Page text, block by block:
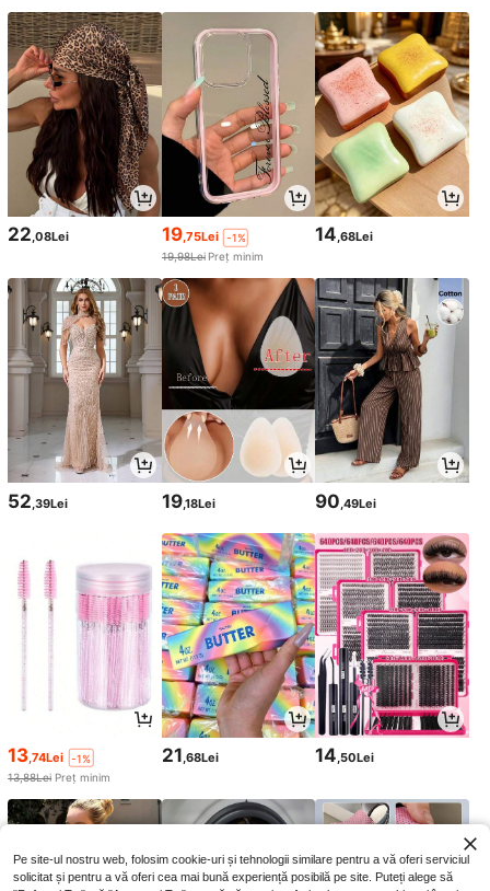
22,08Lei 19,75Lei
-1%
19,98Lei Preț minim
14,68Lei
52 ,39Lei 19,18Lei 90 ,49Lei
13 ,74Lei
-1%
13,88Lei Preț minim
21 ,68Lei 14 ,50Lei
Pe site-ul nostru web, folosim cookie-uri și tehnologii similare pentru a vă oferi serviciul
solicitat și pentru a vă oferi cea mai bună experiență posibilă pe site. Puteți alege să